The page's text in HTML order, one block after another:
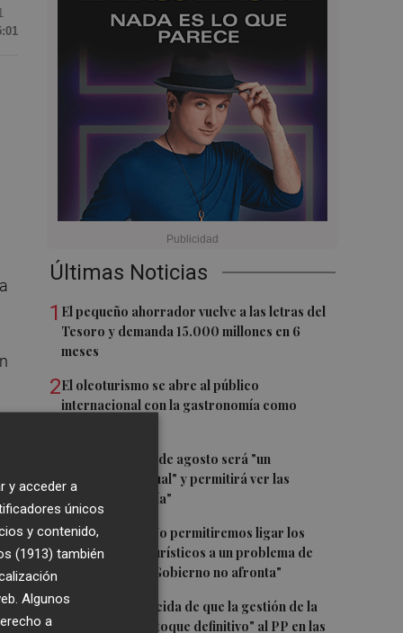
Últimas Noticias
1 El pequeño ahorrador vuelve a las letras del
Tesoro y demanda 15.000 millones en 6
meses
2El oleoturismo se abre al público
internacional con la gastronomía como
El eclipse del 12 de agosto será "un
espectáculo visual" y permitirá ver las
perseidas "de día"
4Marián Cano: "No permitiremos ligar los
apartamentos turísticos a un problema de
vivienda que el Gobierno no afronta"
5Morant, convencida de que la gestión de la
dana será "el estoque definitivo" al PP en las
y acceder a
únicos
y contenido,
(1913) también
Algunos
a